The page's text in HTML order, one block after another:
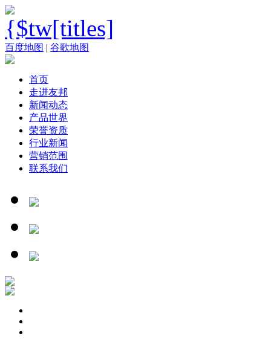
百度地图 | 谷歌地图
首页
走进友邦
新闻动态
产品世界
荣誉资质
行业新闻
营销范围
联系我们